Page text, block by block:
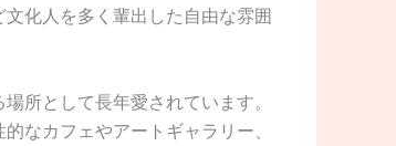
化人を多く輩出した自由な雰囲
所として長年愛されています。
なカフェやアートギャラリー、